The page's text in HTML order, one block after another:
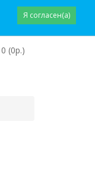
заказа
(0р.)
Я согласен(а)